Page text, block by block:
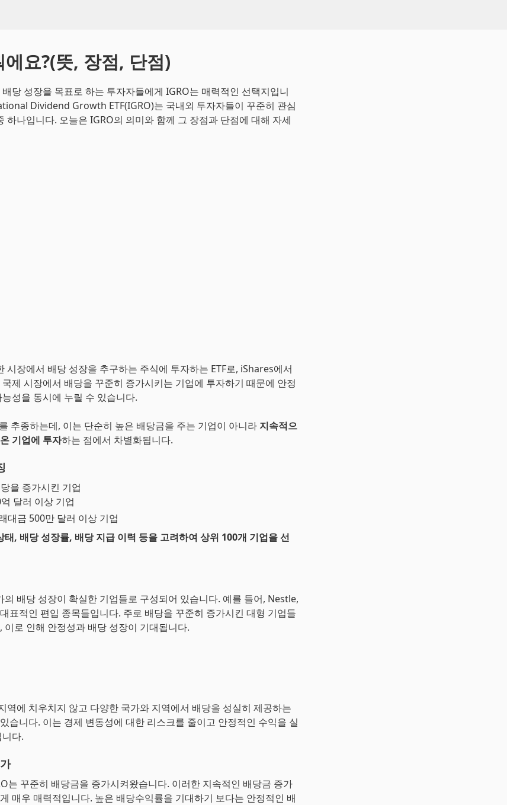
요?(뜻, 장점, 단점)
당 성장을 목표로 하는 투자자들에게 IGRO는 매력적인 선택지입니
Dividend Growth ETF(IGRO)는 국내외 투자자들이 꾸준히 관심
하나입니다. 오늘은 IGRO의 의미와 함께 그 장점과 단점에 대해 자세
시장에서 배당 성장을 추구하는 주식에 투자하는 ETF로, iShares에서
제 시장에서 배당을 꾸준히 증가시키는 기업에 투자하기 때문에 안정
성을 동시에 누릴 수 있습니다.
추종하는데, 이는 단순히 높은 배당금을 주는 기업이 아니라 지속적으
기업에 투자하는 점에서 차별화됩니다.
을 증가시킨 기업
달러 이상 기업
대금 500만 달러 이상 기업
태, 배당 성장률, 배당 지급 이력 등을 고려하여 상위 100개 기업을 선
의 배당 성장이 확실한 기업들로 구성되어 있습니다. 예를 들어, Nestle,
표적인 편입 종목들입니다. 주로 배당을 꾸준히 증가시킨 대형 기업들
이로 인해 안정성과 배당 성장이 기대됩니다.
역에 치우치지 않고 다양한 국가와 지역에서 배당을 성실히 제공하는
습니다. 이는 경제 변동성에 대한 리스크를 줄이고 안정적인 수익을 실
다.
는 꾸준히 배당금을 증가시켜왔습니다. 이러한 지속적인 배당금 증가
매우 매력적입니다. 높은 배당수익률을 기대하기 보다는 안정적인 배